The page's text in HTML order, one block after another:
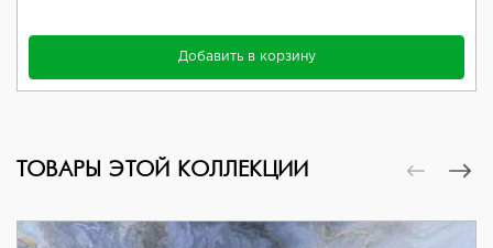
Добавить в корзину
ТОВАРЫ ЭТОЙ КОЛЛЕКЦИИ